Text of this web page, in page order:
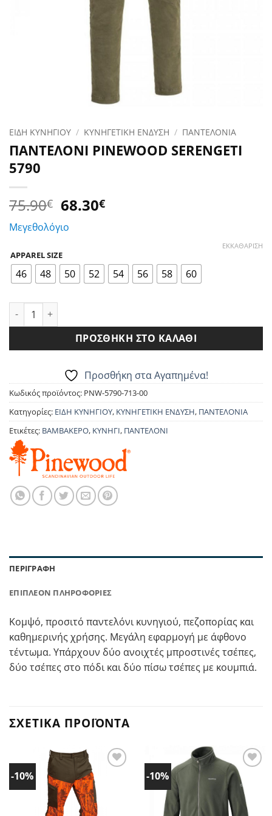
ΕΙΔΗ ΚΥΝΗΓΙΟΥ / ΚΥΝΗΓΕΤΙΚΗ ΕΝΔΥΣΗ / ΠΑΝΤΕΛΟΝΙΑ
ΠΑΝΤΕΛΟΝΙ PINEWOOD SERENGETI
5790
75.90€ Original
was:
75.90€.
68.30€Η
68.30€.
Μεγεθολόγιο
APPAREL SIZE
46 48 50 52 54 56 58 60
ΕΚΚΑΘΆΡΙΣΗ
ΠΑΝΤΕΛΟΝΙ PINEWOOD SERENGETI 5790 ποσότητα
ΠΡΟΣΘΉΚΗ ΣΤΟ ΚΑΛΆΘΙ
Προσθήκη στα Αγαπημένα!
Κωδικός προϊόντος: PNW-5790-713-00
Κατηγορίες: ΕΙΔΗ ΚΥΝΗΓΙΟΥ, ΚΥΝΗΓΕΤΙΚΗ ΕΝΔΥΣΗ, ΠΑΝΤΕΛΟΝΙΑ
Ετικέτες: ΒΑΜΒΑΚΕΡΟ, ΚΥΝΗΓΙ, ΠΑΝΤΕΛΟΝΙ
ΠΕΡΙΓΡΑΦΉ
ΕΠΙΠΛΈΟΝ ΠΛΗΡΟΦΟΡΊΕΣ
Κομψό, προσιτό παντελόνι κυνηγιού, πεζοπορίας και
καθημερινής χρήσης. Μεγάλη εφαρμογή με άφθονο
τέντωμα. Υπάρχουν δύο ανοιχτές μπροστινές τσέπες,
δύο τσέπες στο πόδι και δύο πίσω τσέπες με κουμπιά.
ΣΧΕΤΙΚΆ ΠΡΟΪΌΝΤΑ
-10%
Προσθήκη
Αγαπημένα!
-10%
Προσθήκη
στα
Αγαπημένα!